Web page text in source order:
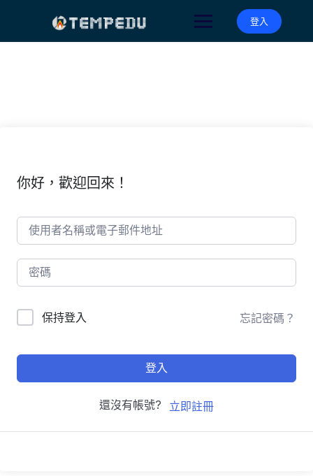
登入
你好，歡迎回來！
保持登入 忘記密碼？
登入
還沒有帳號? 立即註冊